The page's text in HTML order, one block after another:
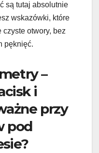
są tutaj absolutnie
wskazówki, które
otwory, bez
pęknięć.
–
i
przy
pod